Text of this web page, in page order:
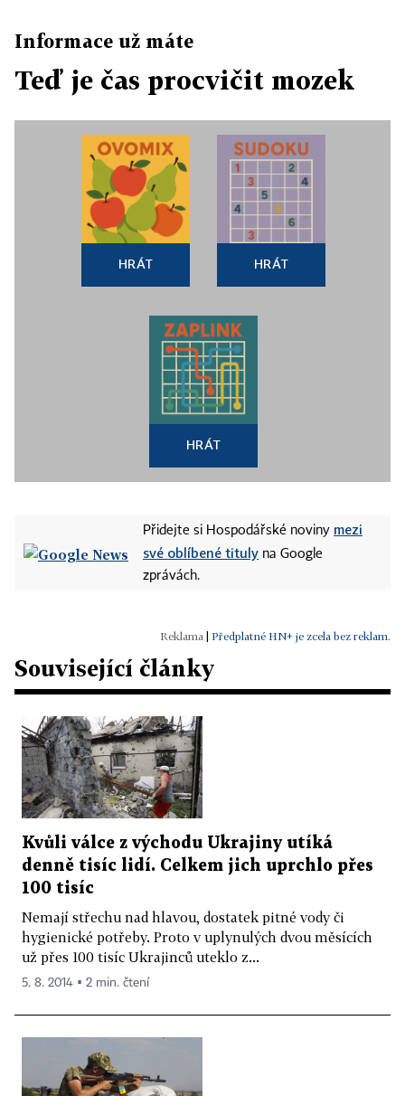
Informace už máte
Teď je čas procvičit mozek
HRÁT HRÁT
HRÁT
Přidejte si Hospodářské noviny mezi
své oblíbené tituly na Google
zprávách.
Předplatné HN+ je zcela bez reklam.
Související články
Kvůli válce z východu Ukrajiny utíká
denně tisíc lidí. Celkem jich uprchlo přes
100 tisíc
Nemají střechu nad hlavou, dostatek pitné vody či
hygienické potřeby. Proto v uplynulých dvou měsících
už přes 100 tisíc Ukrajinců uteklo z...
5. 8. 2014 ▪ 2 min. čtení